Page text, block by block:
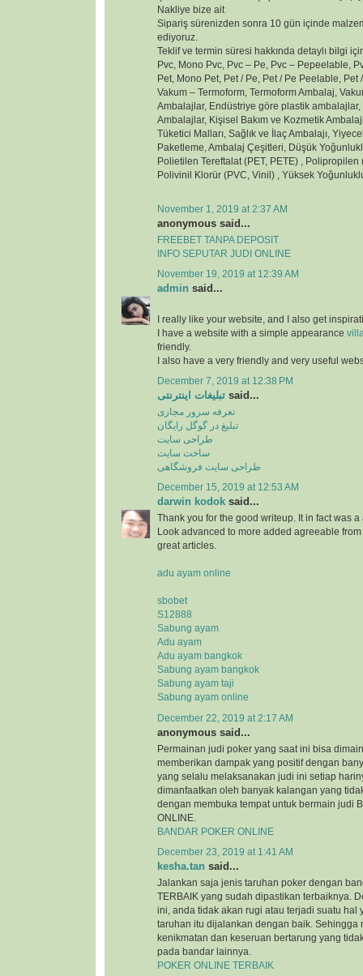
Nakliye bize ait
Sipariş sürenizden sonra 10 gün içinde
ediyoruz.
Teklif ve termin süresi hakkında detaylı bilgi
Pvc, Mono Pvc, Pvc – Pe, Pvc – Pepeelable,
Pet, Mono Pet, Pet / Pe, Pet / Pe Peelable, Pet
Vakum – Termoform, Termoform Ambalaj,
Ambalajlar, Endüstriye göre plastik ambalajlar,
Ambalajlar, Kişisel Bakım ve Kozmetik
Tüketici Malları, Sağlık ve İlaç Ambalajı,
Paketleme, Ambalaj Çeşitleri, Düşük
Polietilen Tereftalat (PET, PETE) , Polipropilen
Polivinil Klorür (PVC, Vinil) , Yüksek
November 1, 2019 at 2:37 AM
anonymous said...
FREEBET TANPA DEPOSIT
INFO SEPUTAR JUDI ONLINE
November 19, 2019 at 12:39 AM
admin said...
I really like your website, and I also get
I have a website with a simple appearance
friendly.
I also have a very friendly and very useful
December 7, 2019 at 12:38 PM
تبلیغات اینترنتی said...
تعرفه سرور مجازی
تبلیغ در گوگل رایگان
طراحی سایت
ساخت سایت
طراحی سایت فروشگاهی
December 15, 2019 at 12:53 AM
darwin kodok said...
Thank you for the good writeup. It in fact was
Look advanced to more added agreeable
great articles.
adu ayam online
sbobet
S12888
Sabung ayam
Adu ayam
Adu ayam bangkok
Sabung ayam bangkok
Sabung ayam taji
Sabung ayam online
December 22, 2019 at 2:17 AM
anonymous said...
Permainan judi poker yang saat ini bisa
memberikan dampak yang positif dengan
yang selalu melaksanakan judi ini setiap
dimanfaatkan oleh banyak kalangan yang
dengan membuka tempat untuk bermain judi
ONLINE.
BANDAR POKER ONLINE
December 23, 2019 at 1:41 AM
kesha.tan said...
Jalankan saja jenis taruhan poker dengan
TERBAIK yang sudah dipastikan terbaiknya.
ini, anda tidak akan rugi atau terjadi suatu hal
taruhan itu dijalankan dengan baik. Sehingga
kenikmatan dan keseruan bertarung yang
pada bandar lainnya.
POKER ONLINE TERBAIK